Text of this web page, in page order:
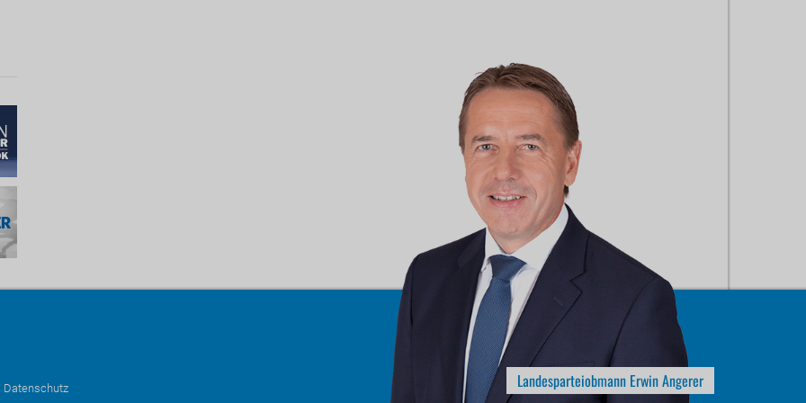
Datenschutz Landesparteiobmann Erwin Angerer